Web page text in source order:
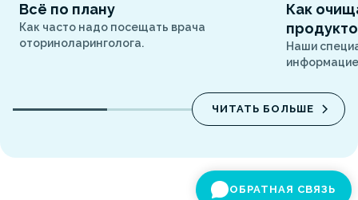
Всё по плану
Как часто надо посещать врача
оториноларинголога.
Как
Наши
ЧИТАТЬ БОЛЬШЕ
ОБРАТНАЯ СВЯЗЬ